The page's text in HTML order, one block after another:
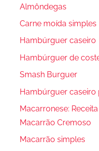
Almôndegas
Carne moída simples
Hambúrguer caseiro
Hambúrguer de
Smash Burguer
Hambúrguer caseiro
Macarronese:
Macarrão Cremoso
Macarrão simples